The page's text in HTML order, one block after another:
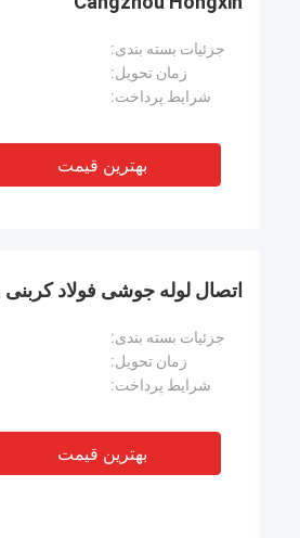
جزئیات بسته بندی:
زمان تحویل:
شرایط پرداخت:
بهترین قیمت
اتصال لوله جوشی فولاد کربنی و فولاد ضد زنگ | تامین کننده چین
جزئیات بسته بندی:
زمان تحویل:
شرایط پرداخت:
بهترین قیمت